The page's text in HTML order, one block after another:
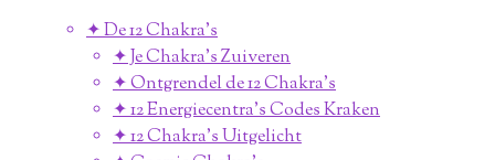
✦ De 12 Chakra's
✦ Je Chakra's Zuiveren
✦ Ontgrendel de 12 Chakra's
✦ 12 Energiecentra's Codes Kraken
✦ 12 Chakra's Uitgelicht